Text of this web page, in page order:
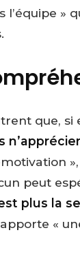
»
que, si
»,
peut
plus la
«